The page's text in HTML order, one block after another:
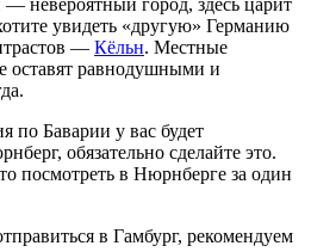
— невероятный город, здесь царит
увидеть «другую» Германию
— Кёльн. Местные
оставят равнодушными и
по Баварии у вас будет
обязательно сделайте это.
посмотреть в Нюрнберге за один
в Гамбург, рекомендуем